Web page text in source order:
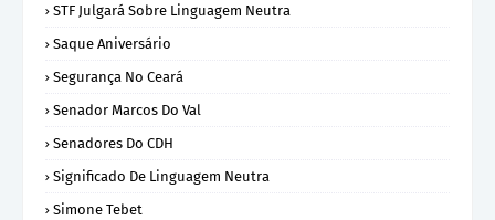
STF Julgará Sobre Linguagem Neutra
Saque Aniversário
Segurança No Ceará
Senador Marcos Do Val
Senadores Do CDH
Significado De Linguagem Neutra
Simone Tebet